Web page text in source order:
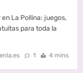
en La Pollina: juegos,
para toda la
1 4 mins